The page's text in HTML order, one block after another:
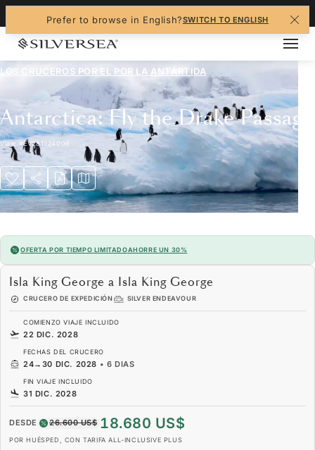
Prefer to browse in English?SWITCH TO ENGLISH
LOS CRUCEROS POR EL POR LA ANTÁRTIDA
Antarctica: Fly the Drake Passage
Viaje #EV281224006
OFERTA POR TIEMPO LIMITADOAHORRE UN 30%
Isla King George a Isla King George
CRUCERO DE EXPEDICIÓN SILVER ENDEAVOUR
COMIENZO VIAJE INCLUIDO
22 DIC. 2028
FECHAS DEL CRUCERO
24→ 30 DIC. 2028 • 6 DIAS
FIN VIAJE INCLUIDO
31 DIC. 2028
DESDE 26.600 US$ 18.680 US$
POR HUÉSPED, CON TARIFA ALL-INCLUSIVE PLUS